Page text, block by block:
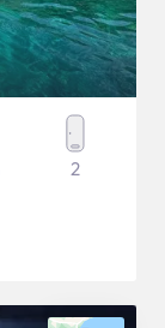
2